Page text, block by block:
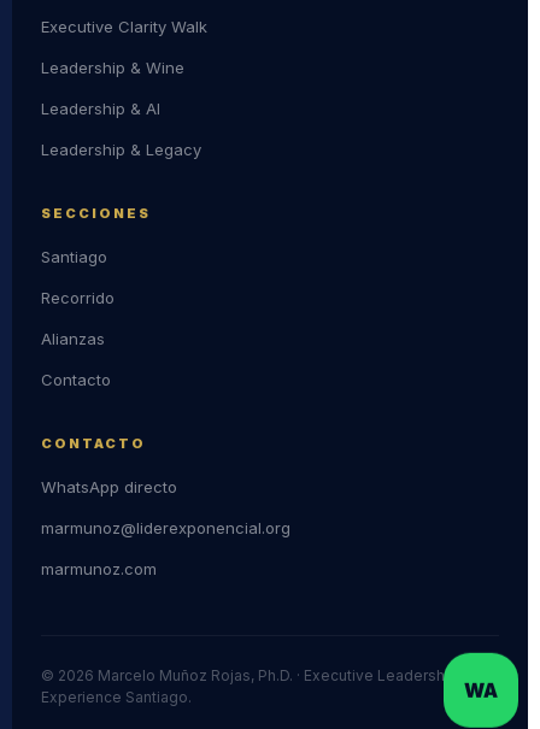
WA
Executive Clarity Walk
Leadership & Wine
Leadership & AI
Leadership & Legacy
SECCIONES
Santiago
Recorrido
Alianzas
Contacto
CONTACTO
WhatsApp directo
marmunoz@liderexponencial.org
marmunoz.com
© 2026 Marcelo Muñoz Rojas, Ph.D. · Executive Leadership
Experience Santiago.